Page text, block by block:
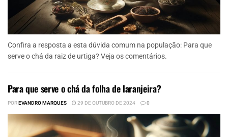
Confira a resposta a esta dúvida comum na população: Para que
serve o chá da raiz de urtiga? Veja os comentários.
Para que serve o chá da folha de laranjeira?
POREVANDRO MARQUES 29 DE OUTUBRO DE 2024 0